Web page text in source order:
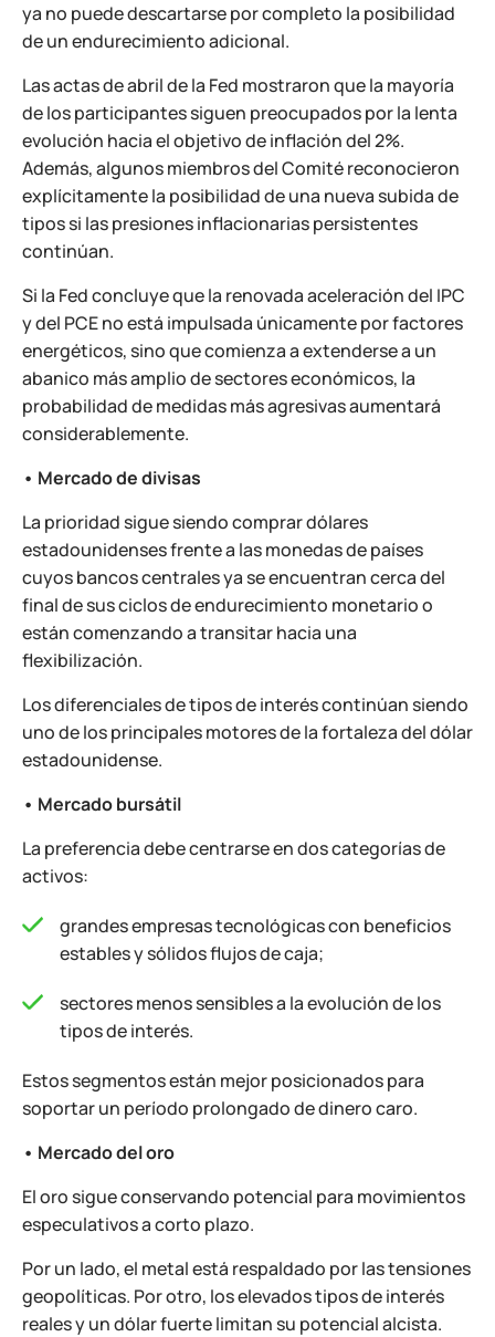
ya no puede descartarse por completo la posibilidad
de un endurecimiento adicional.
Las actas de abril de la Fed mostraron que la mayoría
de los participantes siguen preocupados por la lenta
evolución hacia el objetivo de inflación del 2%.
Además, algunos miembros del Comité reconocieron
explícitamente la posibilidad de una nueva subida de
tipos si las presiones inflacionarias persistentes
continúan.
Si la Fed concluye que la renovada aceleración del IPC
y del PCE no está impulsada únicamente por factores
energéticos, sino que comienza a extenderse a un
abanico más amplio de sectores económicos, la
probabilidad de medidas más agresivas aumentará
considerablemente.
• Mercado de divisas
La prioridad sigue siendo comprar dólares
estadounidenses frente a las monedas de países
cuyos bancos centrales ya se encuentran cerca del
final de sus ciclos de endurecimiento monetario o
están comenzando a transitar hacia una
flexibilización.
Los diferenciales de tipos de interés continúan siendo
uno de los principales motores de la fortaleza del dólar
estadounidense.
• Mercado bursátil
La preferencia debe centrarse en dos categorías de
activos:
grandes empresas tecnológicas con beneficios
estables y sólidos flujos de caja;
sectores menos sensibles a la evolución de los
tipos de interés.
Estos segmentos están mejor posicionados para
soportar un período prolongado de dinero caro.
• Mercado del oro
El oro sigue conservando potencial para movimientos
especulativos a corto plazo.
Por un lado, el metal está respaldado por las tensiones
geopolíticas. Por otro, los elevados tipos de interés
reales y un dólar fuerte limitan su potencial alcista.